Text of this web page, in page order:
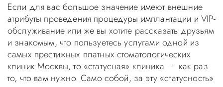
Если для вас большое значение имеют внешние
атрибуты проведения процедуры имплантации и VIP-
обслуживание или же вы хотите рассказать друзьям
и знакомым, что пользуетесь услугами одной из
самых престижных платных стоматологических
клиник Москвы, то «статусная» клиника – как раз
то, что вам нужно. Само собой, за эту «статусность»